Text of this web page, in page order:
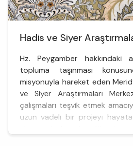
Hadis ve Siyer
Hz. Peygamber hakkındaki
topluma taşınması
misyonuyla hareket eden
ve Siyer Araştırmaları
çalışmaları teşvik etmek
uzun vadeli bir projeyi